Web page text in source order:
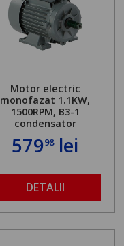
Motor electric
monofazat 1.1KW,
1500RPM, B3-1
condensator
57998lei
DETALII